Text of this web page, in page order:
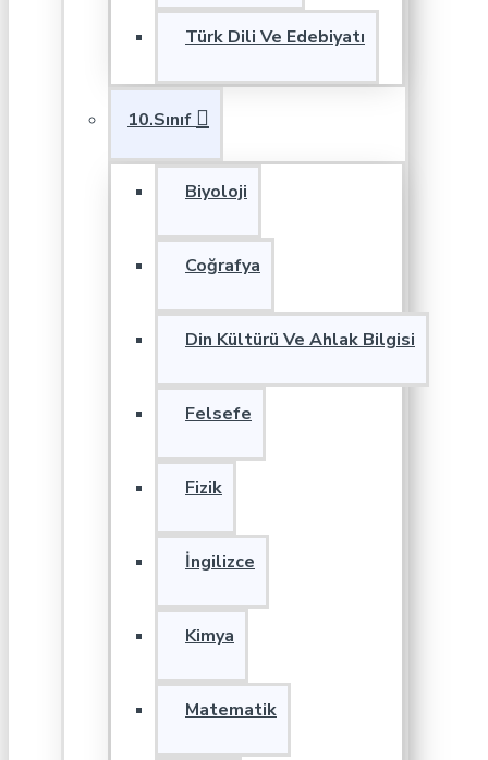
Türk Dili Ve Edebiyatı
10.Sınıf
Biyoloji
Coğrafya
Din Kültürü Ve Ahlak Bilgisi
Felsefe
Fizik
İngilizce
Kimya
Matematik